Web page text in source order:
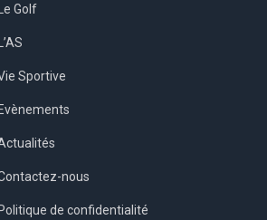
Golf
Sportive
nous
de confidentialité